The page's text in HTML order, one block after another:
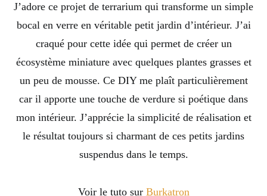
J’adore ce projet de terrarium qui transforme un simple
bocal en verre en véritable petit jardin d’intérieur. J’ai
craqué pour cette idée qui permet de créer un
écosystème miniature avec quelques plantes grasses et
un peu de mousse. Ce DIY me plaît particulièrement
car il apporte une touche de verdure si poétique dans
mon intérieur. J’apprécie la simplicité de réalisation et
le résultat toujours si charmant de ces petits jardins
suspendus dans le temps.
Voir le tuto sur Burkatron